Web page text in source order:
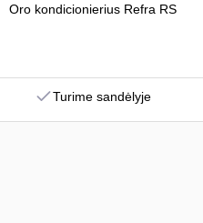
Oro kondicionierius Refra RS
Turime sandėlyje